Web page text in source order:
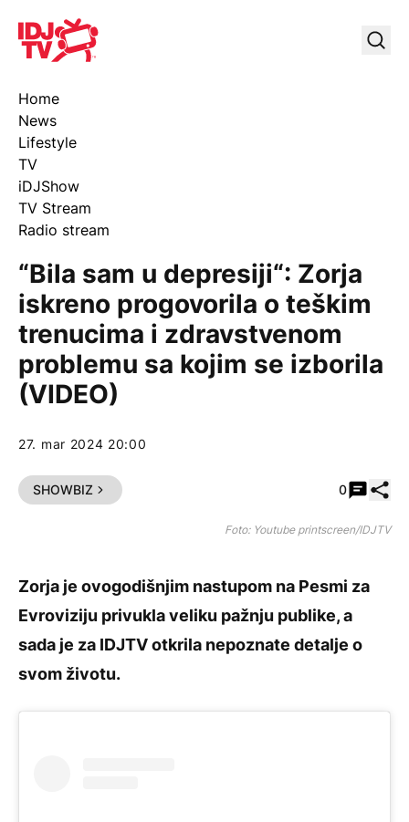
IDJ TV
Home
News
Lifestyle
TV
iDJShow
TV Stream
Radio stream
“Bila sam u depresiji“: Zorja
iskreno progovorila o teškim
trenucima i zdravstvenom
problemu sa kojim se izborila
(VIDEO)
27. mar 2024 20:00
SHOWBIZ 0
Foto: Youtube printscreen/IDJTV
Zorja je ovogodišnjim nastupom na Pesmi za
Evroviziju privukla veliku pažnju publike, a
sada je za IDJTV otkrila nepoznate detalje o
svom životu.